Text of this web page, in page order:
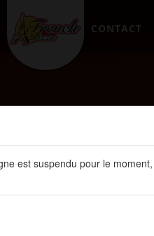
CONTACT
est suspendu pour le